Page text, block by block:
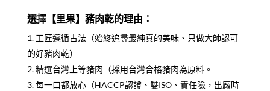
選擇【里果】豬肉乾的理由：
工匠遵循古法（始終追尋最純真的美味、只做大師認可
的好豬肉乾）
精選台灣上等豬肉（採用台灣合格豬肉為原料。
每一口都放心（HACCP認證、雙ISO、責任險，出廠時